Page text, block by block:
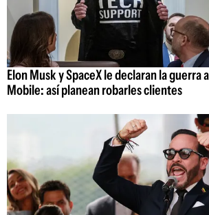
Elon Musk y SpaceX le declaran la guerra
Mobile: así planean robarles clientes